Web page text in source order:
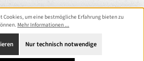
Cookies, um eine bestmögliche Erfahrung bieten zu
Mehr Informationen ...
Nur technisch notwendige